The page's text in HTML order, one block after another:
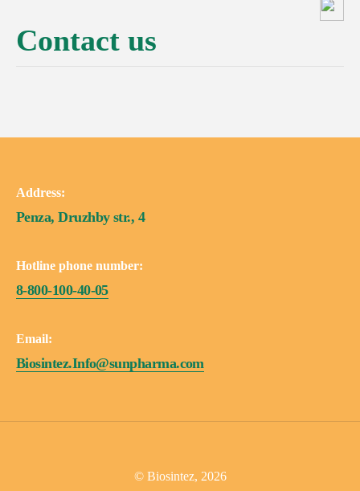
Contact us
Address:
Penza, Druzhby str., 4
Hotline phone number:
8-800-100-40-05
Email:
Biosintez.Info@sunpharma.com
© Biosintez, 2026